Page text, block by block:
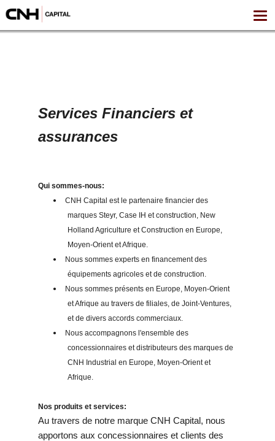
Services Financiers et
assurances
Qui sommes-nous:
•
CNH Capital est le partenaire financier des
marques Steyr, Case IH et construction, New
Holland Agriculture et Construction en Europe,
Moyen-Orient et Afrique.
•
Nous sommes experts en financement des
équipements agricoles et de construction.
•
Nous sommes présents en Europe, Moyen-Orient
et Afrique au travers de filiales, de Joint-Ventures,
et de divers accords commerciaux.
•
Nous accompagnons l'ensemble des
concessionnaires et distributeurs des marques de
CNH Industrial en Europe, Moyen-Orient et
Afrique.
Nos produits et services:
Au travers de notre marque CNH Capital, nous
apportons aux concessionnaires et clients des